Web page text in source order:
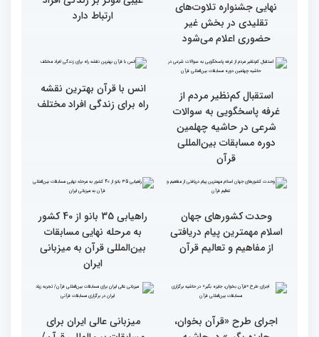
گزارش تصویری اولین روز
رقابت بخش بانوان چهلمین
دوره مسابقات بین المللی
قرآن کریم (بخش دوم)
گزارش تصویری اولین روز
رقابت بخش بانوان چهلمین
قرآن کریم (بخش اول)
سوم اسفند، نتایج مرحله
نهایی جشنواره تلاوت‌های
تقلیدی در بخش غیر
حضوری اعلام می‌شود
محتوای قرآن با نظامات
استقبال کم‌نظیر مردم از
غرفه پاسخگویی به سوالات
شرعی در حاشیه چهلمین
قرآن
انس با قرآن بهترین نقشه
راه برای زندگی افراد مختلف